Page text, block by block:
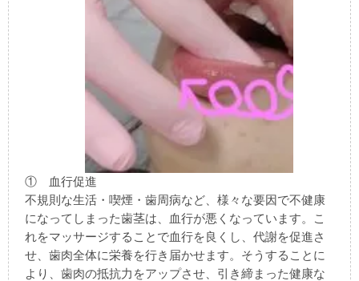
① 血行促進
不規則な生活・喫煙・歯周病など、様々な要因で不健康
になってしまった歯茎は、血行が悪くなっています。こ
れをマッサージすることで血行を良くし、代謝を促進さ
せ、歯肉全体に栄養を行き届かせます。そうすることに
より、歯肉の抵抗力をアップさせ、引き締まった健康な